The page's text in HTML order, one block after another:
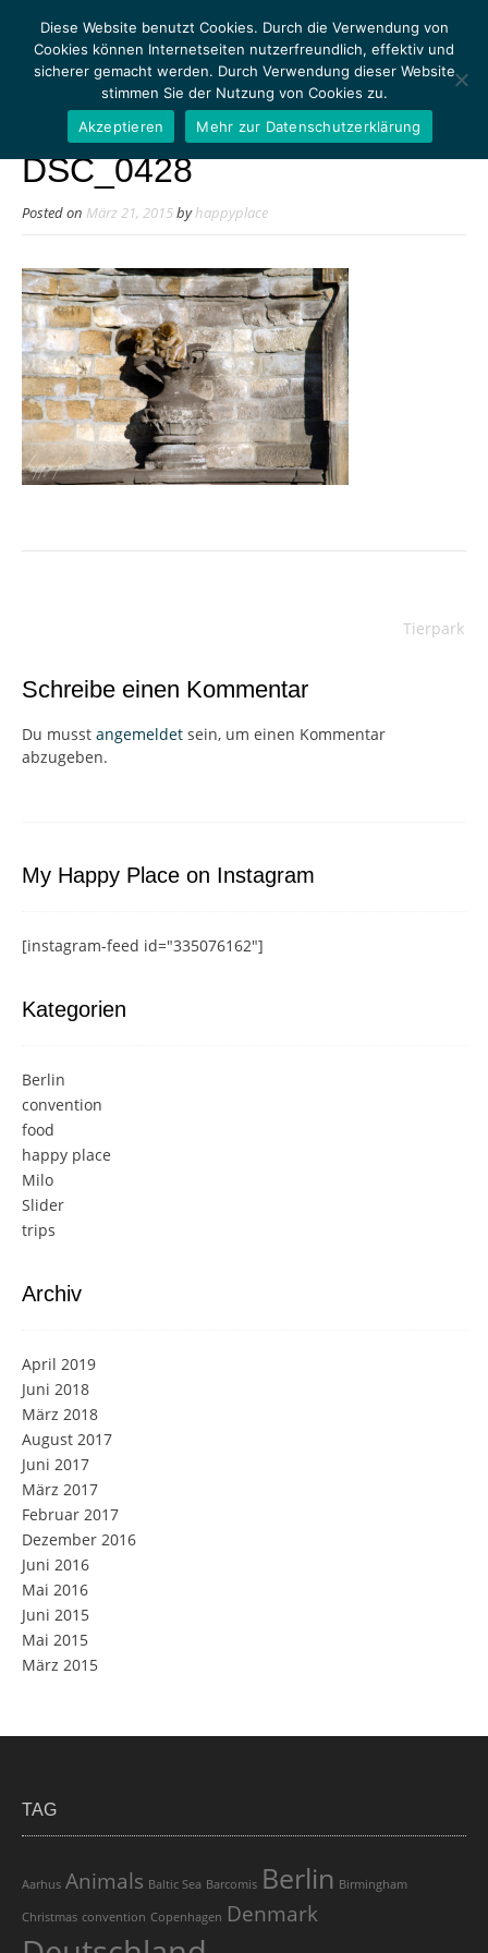
MENU
DSC_0428
Posted on März 21, 2015byhappyplace
Tierpark
Schreibe einen Kommentar
Du musst angemeldet sein, um einen Kommentar
abzugeben.
My Happy Place on Instagram
[instagram-feed id="335076162"]
Kategorien
Berlin
convention
food
happy place
Milo
Slider
trips
Archiv
April 2019
Juni 2018
März 2018
August 2017
Juni 2017
März 2017
Februar 2017
Dezember 2016
Juni 2016
Mai 2016
Juni 2015
Mai 2015
März 2015
TAG
Aarhus Animals Baltic Sea Barcomis Berlin Birmingham
Christmas convention Copenhagen Denmark
Diese Website benutzt Cookies. Durch die Verwendung von
Cookies können Internetseiten nutzerfreundlich, effektiv und
sicherer gemacht werden. Durch Verwendung dieser Website
stimmen Sie der Nutzung von Cookies zu.
Akzeptieren
Mehr zur Datenschutzerklärung